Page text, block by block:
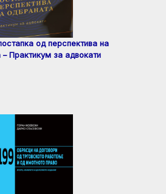
од перспектива на
Практикум за адвокати